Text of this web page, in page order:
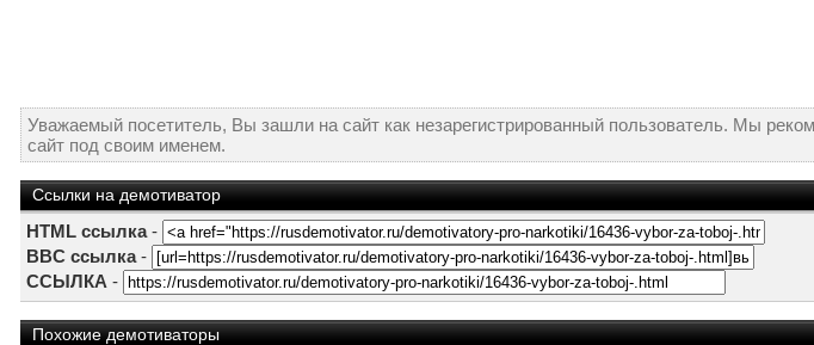
Уважаемый посетитель, Вы зашли на сайт как незарегистрированный пользователь. Мы
сайт под своим именем.
Ссылки на демотиватор
HTML ссылка-
BBC ссылка-
ССЫЛКА -
Похожие демотиваторы